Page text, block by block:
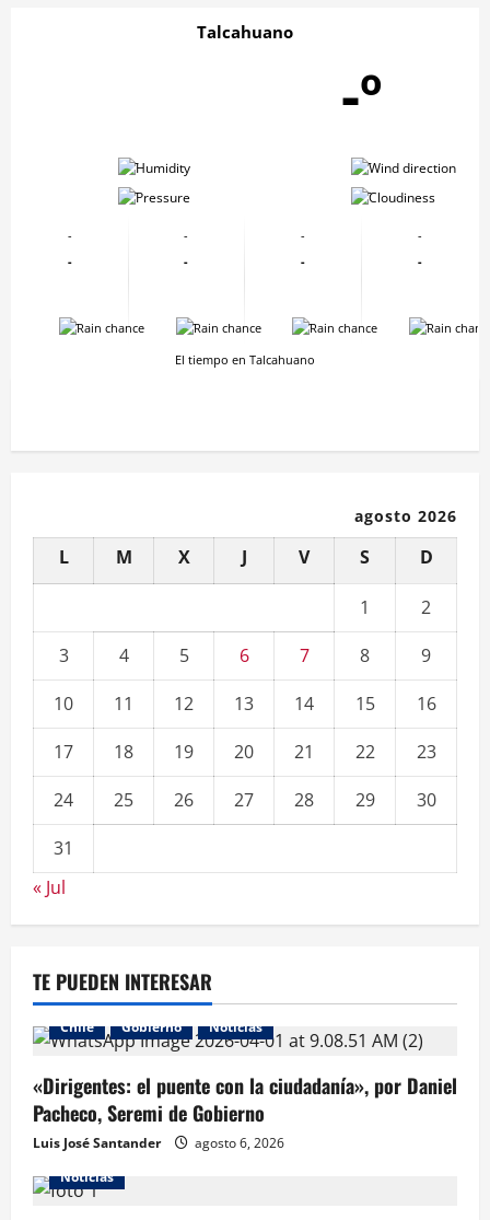
Talcahuano
-º
-
-
-
-
-
-
-
-
-
-
-
-
-
-
-
-
El tiempo en Talcahuano
agosto 2026
L M X J V S D
1
2
3
4 5 6 7 8
9
10
11 12 13 14 15
16
17
18 19 20 21 22
23
24
25 26 27 28 29
30
31
« Jul
TE PUEDEN INTERESAR
Chile Gobierno Noticias
«Dirigentes: el puente con la ciudadanía», por Daniel
Pacheco, Seremi de Gobierno
Luis José Santander
agosto 6, 2026
Noticias